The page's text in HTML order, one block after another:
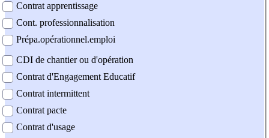
Contrat apprentissage
Cont. professionnalisation
Prépa.opérationnel.emploi
CDI de chantier ou d'opération
Contrat d'Engagement Educatif
Contrat intermittent
Contrat pacte
Contrat d'usage